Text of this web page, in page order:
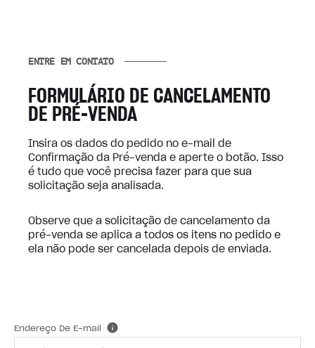
ENTRE EM CONTATO
FORMULÁRIO DE CANCELAMENTO
DE PRÉ-VENDA
Insira os dados do pedido no e-mail de
Confirmação da Pré-venda e aperte o botão. Isso
é tudo que você precisa fazer para que sua
solicitação seja analisada.
Observe que a solicitação de cancelamento da
pré-venda se aplica a todos os itens no pedido e
ela não pode ser cancelada depois de enviada.
Endereço De E-mail